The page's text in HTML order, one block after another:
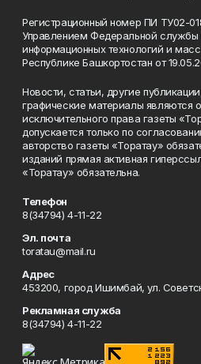
Регистрационный номер ПИ ТУ02-
Управлением Федеральной службы
информационных технологий и
Республике Башкортостан от
Новости, статьи, другие
графические материалы являются
исключительного права газеты
допускается только по
авторство газеты «Торатау»
изданий прямая активная
«Торатау» обязательна.
Телефон
8(34794) 4-11-22
Эл. почта
toratau@mail.ru
Адрес
453200, город Ишимбай, ул.
Рекламная служба
8(34794) 4-11-22